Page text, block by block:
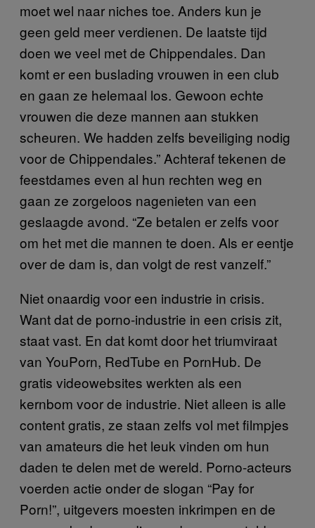
moet wel naar niches toe. Anders kun je
geen geld meer verdienen. De laatste tijd
doen we veel met de Chippendales. Dan
komt er een buslading vrouwen in een club
en gaan ze helemaal los. Gewoon echte
vrouwen die deze mannen aan stukken
scheuren. We hadden zelfs beveiliging nodig
voor de Chippendales.” Achteraf tekenen de
feestdames even al hun rechten weg en
gaan ze zorgeloos nagenieten van een
geslaagde avond. “Ze betalen er zelfs voor
om het met die mannen te doen. Als er eentje
over de dam is, dan volgt de rest vanzelf.”
Niet onaardig voor een industrie in crisis.
Want dat de porno-industrie in een crisis zit,
staat vast. En dat komt door het triumviraat
van YouPorn, RedTube en PornHub. De
gratis videowebsites werkten als een
kernbom voor de industrie. Niet alleen is alle
content gratis, ze staan zelfs vol met filmpjes
van amateurs die het leuk vinden om hun
daden te delen met de wereld. Porno-acteurs
voerden actie onder de slogan “Pay for
Porn!”, uitgevers moesten inkrimpen en de